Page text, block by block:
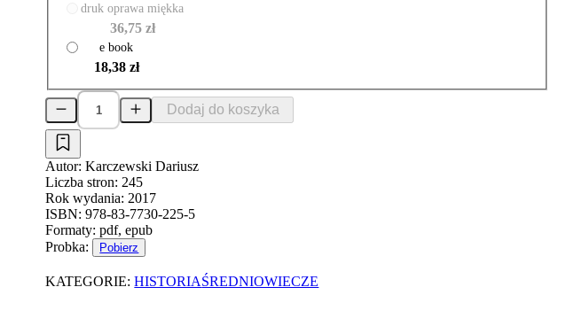
druk oprawa miękka
36,75 zł
e book
18,38 zł
Dodaj do koszyka
Autor: Karczewski Dariusz
Liczba stron: 245
Rok wydania: 2017
ISBN: 978-83-7730-225-5
Formaty: pdf, epub
Probka:
Pobierz
KATEGORIE: HISTORIAŚREDNIOWIECZE